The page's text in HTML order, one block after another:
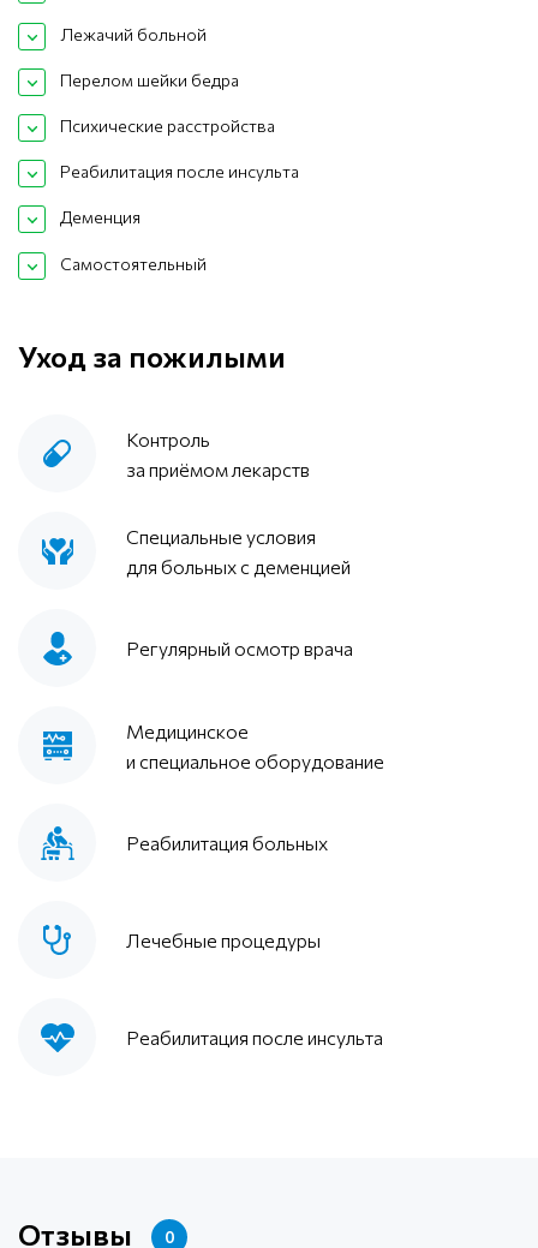
Лежачий больной
Перелом шейки бедра
Психические расстройства
Реабилитация после инсульта
Деменция
Самостоятельный
Уход за пожилыми
Контроль
за приёмом лекарств
Специальные условия
для больных с деменцией
Регулярный осмотр врача
Медицинское
и специальное оборудование
Реабилитация больных
Лечебные процедуры
Реабилитация после инсульта
Отзывы 0